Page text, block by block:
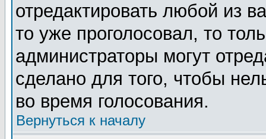
отредактировать любой из
то уже проголосовал, то
администраторы могут
сделано для того, чтобы
во время голосования.
Вернуться к началу